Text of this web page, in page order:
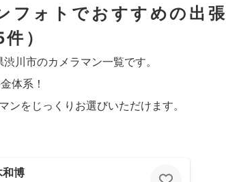
フォトでおすすめの出張
）
川市のカメラマン一覧です。
体系！
をじっくりお選びいただけます。
和博